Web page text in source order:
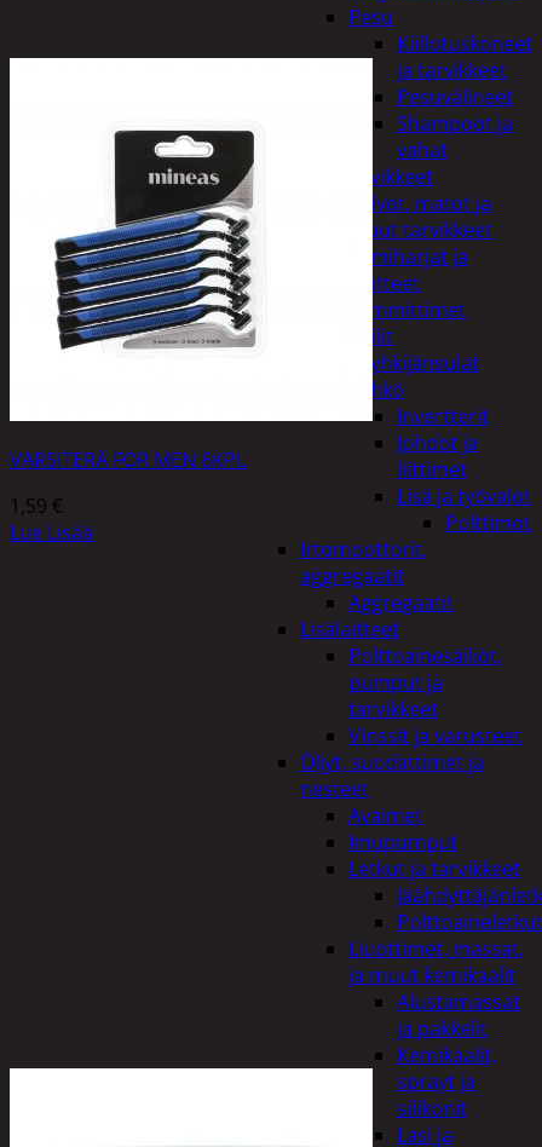
Pesu
Kiillotuskoneet
ja tarvikkeet
Pesuvälineet
Shampoot ja
vahat
Autotarvikkeet
Kalvot, matot ja
muut tarvikkeet
Lumiharjat ja
peitteet
Lämmittimet
Peilit
Pyyhkijänsulat
Sähkö
Invertterit
Johdot ja
liittimet
Lisä ja työvalot
Polttimot
Irtomoottorit,
aggregaatit
Aggregaatit
Lisälaitteet
Polttoainesäiliöt,
pumput ja
tarvikkeet
Vinssit ja varusteet
Öljyt, suodattimet ja
nesteet
Avaimet
Imupumput
Letkut ja tarvikkeet
Polttoaineletkut
Liuottimet, massat,
ja muut kemikaalit
Alustamassat
ja pakkelit
Kemikaalit,
sprayt ja
silikonit
Lasi ja
VARSITERÄ FOR MEN 6KPL
1,59 €
Lue Lisää